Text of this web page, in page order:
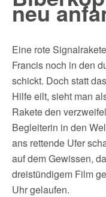
neu
Eine rote
Francis noch in den
schickt. Doch statt
Hilfe eilt, sieht man
Rakete den
Begleiterin in den
ans rettende Ufer
auf dem Gewissen,
dreistündigem Film
Uhr gelaufen.